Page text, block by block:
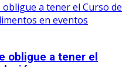
obligue a tener el